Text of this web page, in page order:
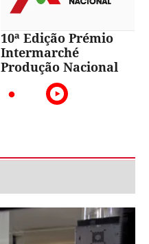
10ª Edição Prémio
Intermarché
Produção Nacional